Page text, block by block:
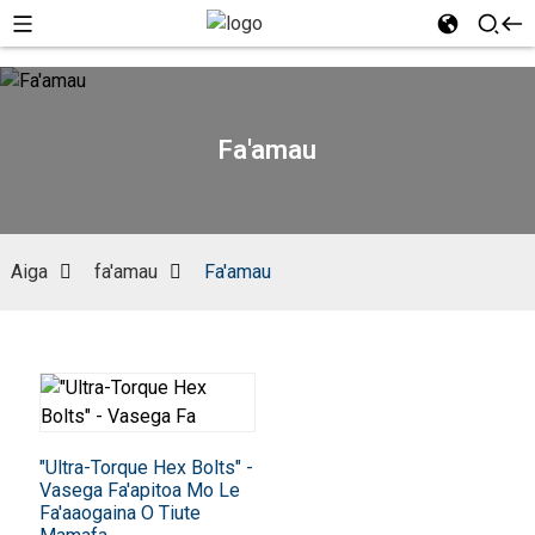
Fa'amau
Aiga fa'amau Fa'amau
"Ultra-Torque Hex Bolts" -
Vasega Fa'apitoa Mo Le
Fa'aaogaina O Tiute